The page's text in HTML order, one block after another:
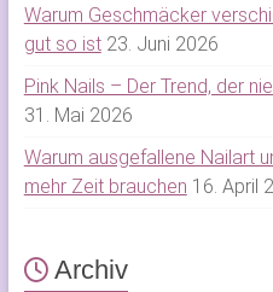
Warum Geschmäcker
gut so ist 23. Juni 2026
Pink Nails – Der Trend, der
31. Mai 2026
Warum ausgefallene Nailart
mehr Zeit brauchen 16. April
Archiv